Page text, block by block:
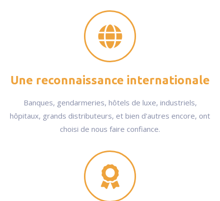
Une reconnaissance internationale
Banques, gendarmeries, hôtels de luxe, industriels,
hôpitaux, grands distributeurs, et bien d'autres encore, ont
choisi de nous faire confiance.